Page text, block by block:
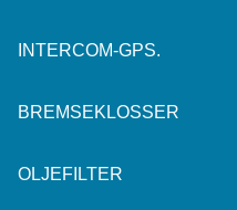
INTERCOM-GPS.
BREMSEKLOSSER
OLJEFILTER